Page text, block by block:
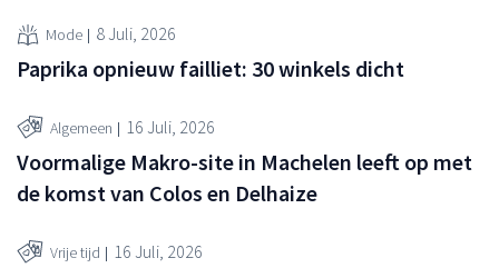
Mode 8 Juli, 2026
Paprika opnieuw failliet: 30 winkels dicht
Algemeen 16 Juli, 2026
Voormalige Makro-site in Machelen leeft op met
de komst van Colos en Delhaize
Vrije tijd 16 Juli, 2026